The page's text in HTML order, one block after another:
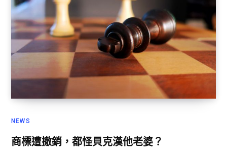
NEWS
商標遭撤銷，都怪貝克漢他老婆？